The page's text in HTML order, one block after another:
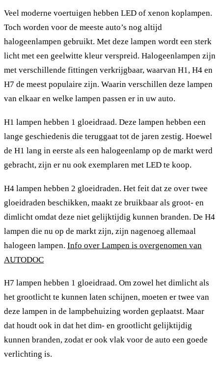
Veel moderne voertuigen hebben LED of xenon koplampen.
Toch worden voor de meeste auto’s nog altijd
halogeenlampen gebruikt. Met deze lampen wordt een sterk
licht met een geelwitte kleur verspreid. Halogeenlampen zijn
met verschillende fittingen verkrijgbaar, waarvan H1, H4 en
H7 de meest populaire zijn. Waarin verschillen deze lampen
van elkaar en welke lampen passen er in uw auto.
H1 lampen hebben 1 gloeidraad. Deze lampen hebben een
lange geschiedenis die teruggaat tot de jaren zestig. Hoewel
de H1 lang in eerste als een halogeenlamp op de markt werd
gebracht, zijn er nu ook exemplaren met LED te koop.
H4 lampen hebben 2 gloeidraden. Het feit dat ze over twee
gloeidraden beschikken, maakt ze bruikbaar als groot- en
dimlicht omdat deze niet gelijktijdig kunnen branden. De H4
lampen die nu op de markt zijn, zijn nagenoeg allemaal
halogeen lampen. Info over Lampen is overgenomen van
AUTODOC
H7 lampen hebben 1 gloeidraad. Om zowel het dimlicht als
het grootlicht te kunnen laten schijnen, moeten er twee van
deze lampen in de lampbehuizing worden geplaatst. Maar
dat houdt ook in dat het dim- en grootlicht gelijktijdig
kunnen branden, zodat er ook vlak voor de auto een goede
verlichting is.